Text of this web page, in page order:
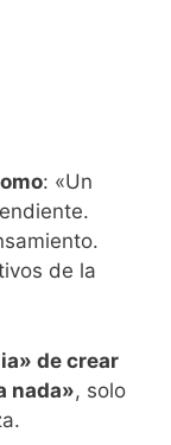
: «Un
de la
de crear
nada», solo